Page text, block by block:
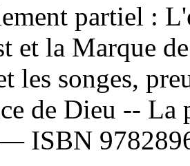
partiel :
et la Marque
les songes,
de Dieu -- La
— ISBN